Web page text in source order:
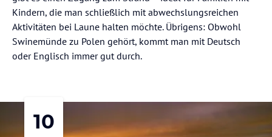
Kindern, die man schließlich mit abwechslungsreichen
Aktivitäten bei Laune halten möchte. Übrigens: Obwohl
Swinemünde zu Polen gehört, kommt man mit Deutsch
oder Englisch immer gut durch.
10